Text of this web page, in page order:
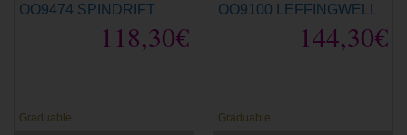
OO9474 SPINDRIFT
118,30€
Graduable
OO9100 LEFFINGWELL
144,30€
Graduable